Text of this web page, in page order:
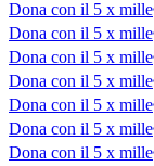
Dona con il 5 x mille
Dona con il 5 x mille
Dona con il 5 x mille
Dona con il 5 x mille
Dona con il 5 x mille
Dona con il 5 x mille
Dona con il 5 x mille